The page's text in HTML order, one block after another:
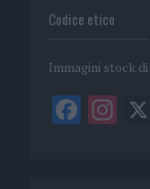
Codice etico
Immagini stock di